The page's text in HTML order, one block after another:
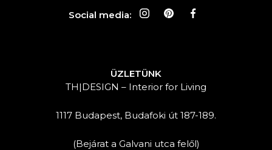
Social media:
ÜZLETÜNK
TH|DESIGN – Interior for Living
1117 Budapest, Budafoki út 187-189.
(Bejárat a Galvani utca felől)